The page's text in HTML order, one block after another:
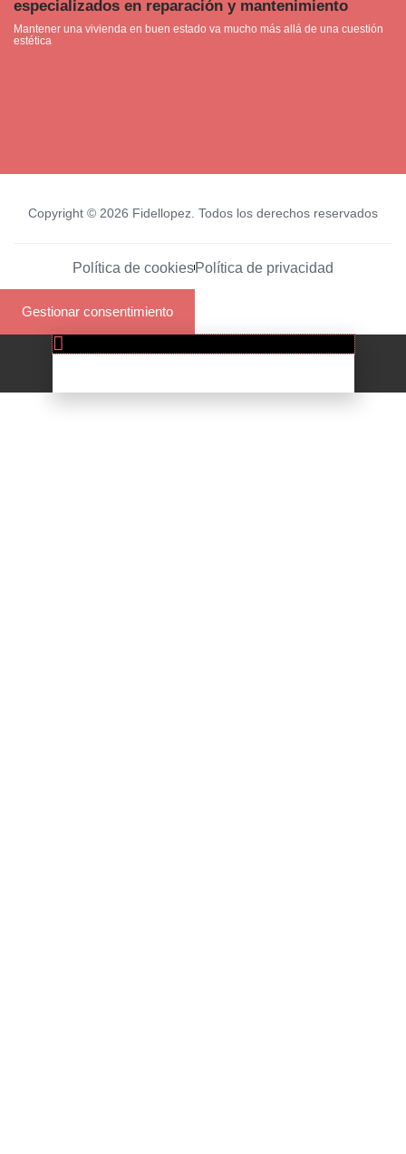
especializados en reparación y mantenimiento
Mantener una vivienda en buen estado va mucho más allá de una cuestión
estética
Copyright © 2026 Fidellopez. Todos los derechos reservados
Política de cookiesPolítica de privacidad
Gestionar consentimiento